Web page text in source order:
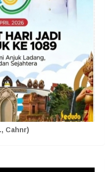
Cahnr)